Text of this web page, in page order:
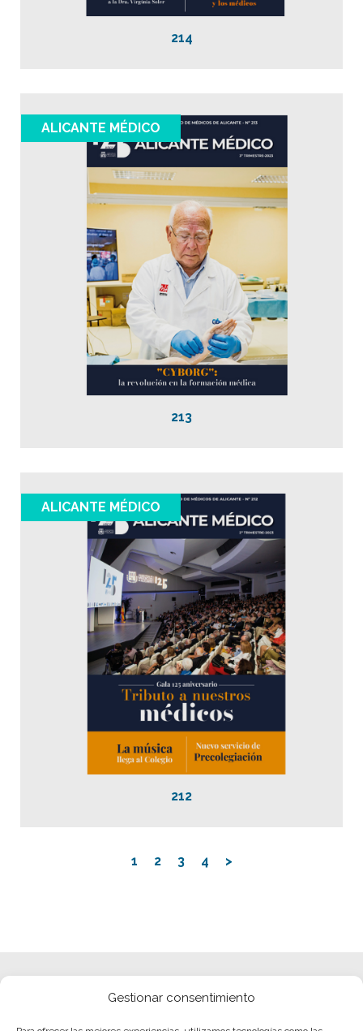
Gestionar consentimiento
214
ALICANTE MÉDICO
213
ALICANTE MÉDICO
212
1 2 3 4 >